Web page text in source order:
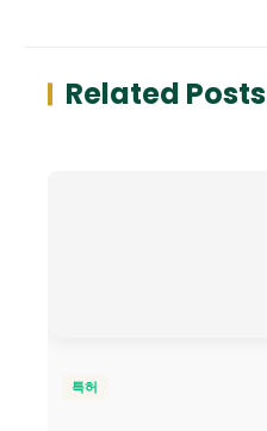
Related Posts
특허